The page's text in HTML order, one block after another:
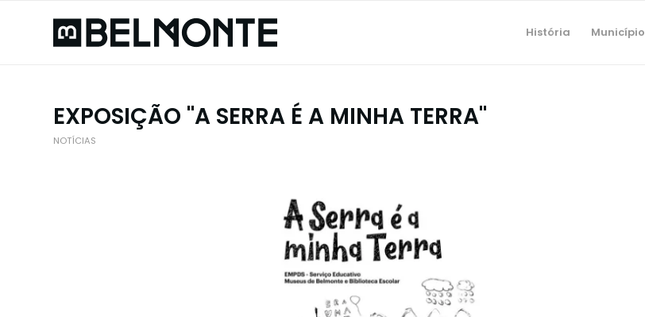
História Município
EXPOSIÇÃO "A SERRA É A MINHA TERRA"
NOTÍCIAS